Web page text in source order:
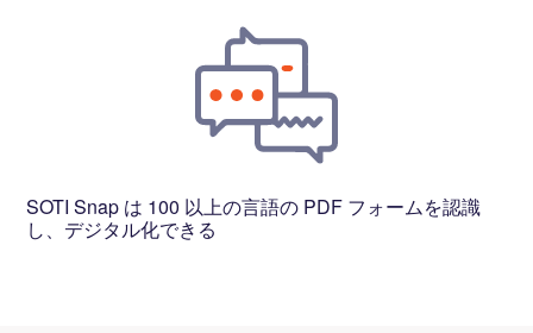
SOTI Snap は 100 以上の言語の PDF フォームを認識
し、デジタル化できる